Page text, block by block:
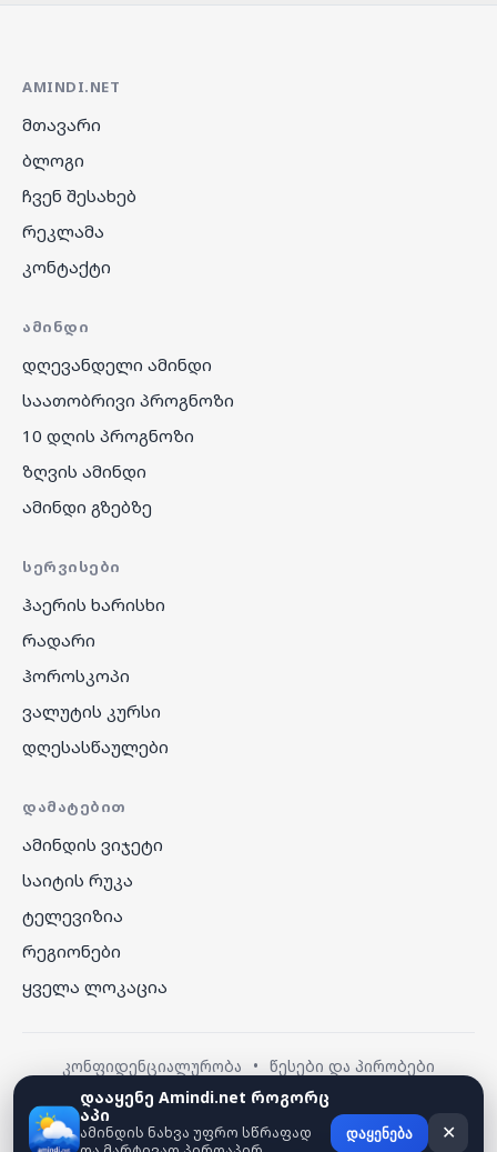
AMINDI.NET
მთავარი
ბლოგი
ჩვენ შესახებ
რეკლამა
კონტაქტი
ᲐᲛᲘᲜᲓᲘ
დღევანდელი ამინდი
საათობრივი პროგნოზი
10 დღის პროგნოზი
ზღვის ამინდი
ამინდი გზებზე
ᲡᲔᲠᲕᲘᲡᲔᲑᲘ
ჰაერის ხარისხი
რადარი
ჰოროსკოპი
ვალუტის კურსი
დღესასწაულები
ᲓᲐᲛᲐᲢᲔᲑᲘᲗ
ამინდის ვიჯეტი
საიტის რუკა
ტელევიზია
რეგიონები
ყველა ლოკაცია
კონფიდენციალურობა • წესები და პირობები
© 2026 amindi.net — ყველა უფლება დაცულია.
დააყენე Amindi.net როგორც
აპი
ამინდის ნახვა უფრო სწრაფად
დაყენება ✕